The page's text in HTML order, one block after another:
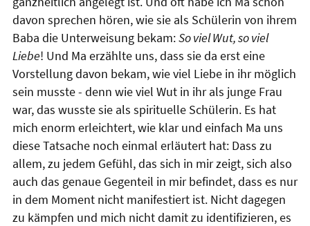
davon sprechen hören, wie sie als Schülerin von ihrem
Baba die Unterweisung bekam:So viel Wut, so viel
Liebe! Und Ma erzählte uns, dass sie da erst eine
Vorstellung davon bekam, wie viel Liebe in ihr möglich
sein musste - denn wie viel Wut in ihr als junge Frau
war, das wusste sie als spirituelle Schülerin. Es hat
mich enorm erleichtert, wie klar und einfach Ma uns
diese Tatsache noch einmal erläutert hat: Dass zu
allem, zu jedem Gefühl, das sich in mir zeigt, sich also
auch das genaue Gegenteil in mir befindet, dass es nur
in dem Moment nicht manifestiert ist. Nicht dagegen
zu kämpfen und mich nicht damit zu identifizieren, es